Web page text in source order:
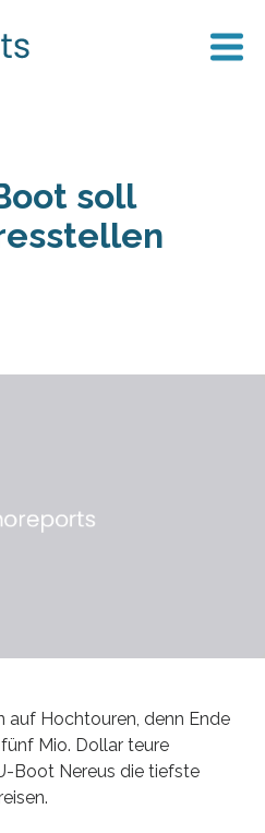
soll
auf Hochtouren, denn Ende
Mio. Dollar teure
Boot Nereus die tiefste